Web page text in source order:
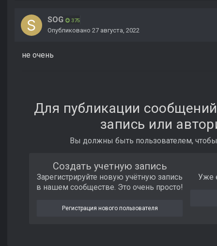
SOG 375
Опубликовано 27 августа, 2022
не очень
Для публикации
запись или
Вы должны быть пользователем,
Создать учетную запись
Зарегистрируйте новую учётную запись
в нашем сообществе. Это очень просто!
Регистрация нового пользователя
Уже